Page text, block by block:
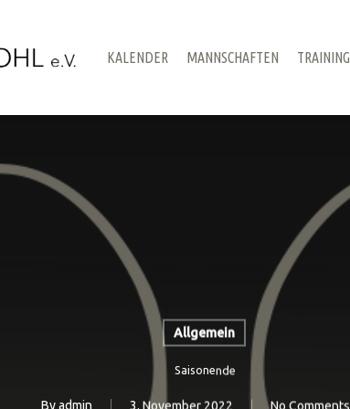
KALENDER MANNSCHAFTEN TRAINING
Allgemein
Saisonende
Byadmin 3. November 2022 No Comments